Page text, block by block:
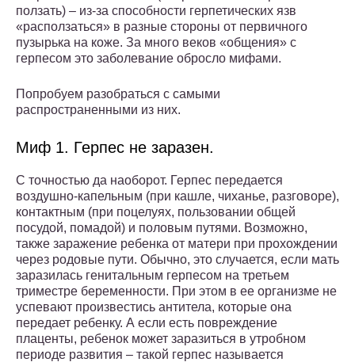
ползать) – из-за способности герпетических язв
«расползаться» в разные стороны от первичного
пузырька на коже. За много веков «общения» с
герпесом это заболевание обросло мифами.
Попробуем разобраться с самыми
распространенными из них.
Миф 1. Герпес не заразен.
С точностью да наоборот. Герпес передается
воздушно-капельным (при кашле, чиханье, разговоре),
контактным (при поцелуях, пользовании общей
посудой, помадой) и половым путями. Возможно,
также заражение ребенка от матери при прохождении
через родовые пути. Обычно, это случается, если мать
заразилась генитальным герпесом на третьем
триместре беременности. При этом в ее организме не
успевают произвестись антитела, которые она
передает ребенку. А если есть повреждение
плаценты, ребенок может заразиться в утробном
периоде развития – такой герпес называется